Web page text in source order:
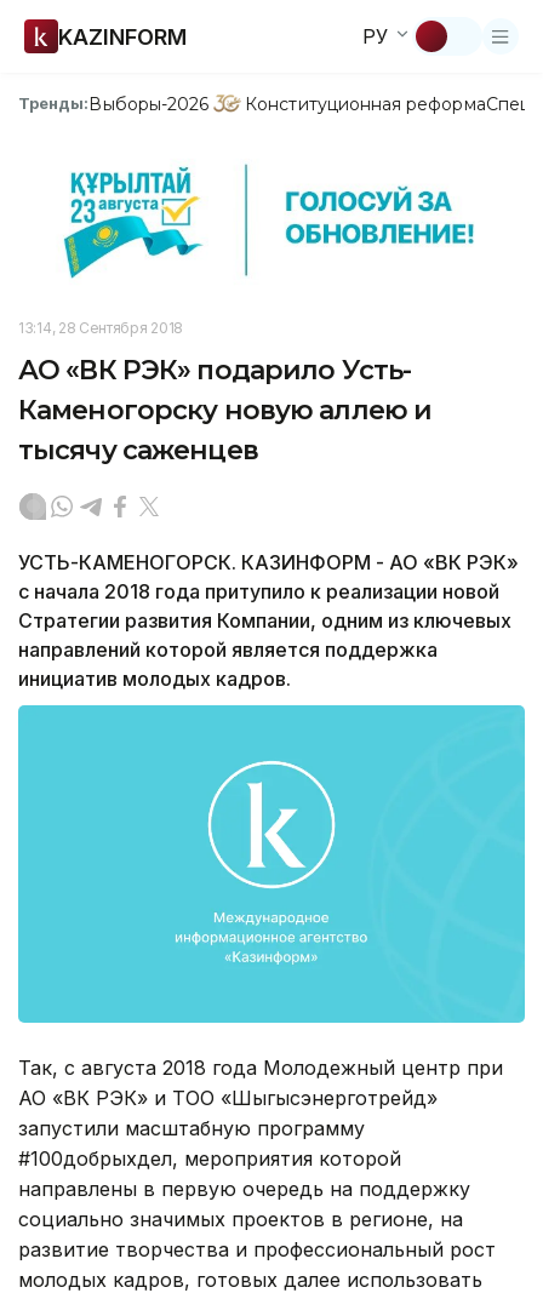
KAZINFORM РУ
Тренды:Выборы-2026 Конституционная реформа
13:14, 28 Сентября 2018
АО «ВК РЭК» подарило Усть-
Каменогорску новую аллею и
тысячу саженцев
УСТЬ-КАМЕНОГОРСК. КАЗИНФОРМ - АО «ВК РЭК»
с начала 2018 года притупило к реализации новой
Стратегии развития Компании, одним из ключевых
направлений которой является поддержка
инициатив молодых кадров.
Так, с августа 2018 года Молодежный центр при
АО «ВК РЭК» и ТОО «Шыгысэнерготрейд»
запустили масштабную программу
#100добрыхдел, мероприятия которой
направлены в первую очередь на поддержку
социально значимых проектов в регионе, на
развитие творчества и профессиональный рост
молодых кадров, готовых далее использовать